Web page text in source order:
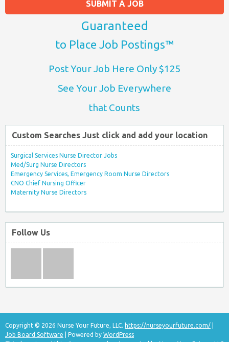
SUBMIT A JOB
Guaranteed
to Place Job Postings™
Post Your Job Here Only $125
See Your Job Everywhere
that Counts
Custom Searches Just click and add your location
Surgical Services Nurse Director Jobs
Med/Surg Nurse Directors
Emergency Services, Emergency Room Nurse Directors
CNO Chief Nursing Officer
Maternity Nurse Directors
Follow Us
Copyright © 2026 Nurse Your Future, LLC. https://nurseyourfuture.com/
Job Board Software | Powered by WordPress